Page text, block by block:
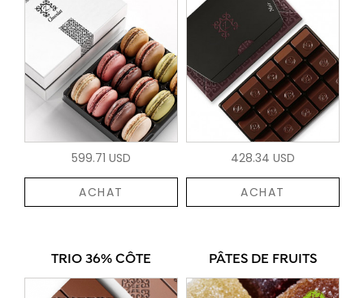
599.71 USD
ACHAT
428.34 USD
ACHAT
TRIO 36% CÔTE PÂTES DE FRUITS